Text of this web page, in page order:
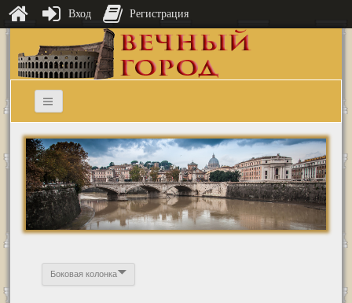
Боковая колонка
Вход Регистрация